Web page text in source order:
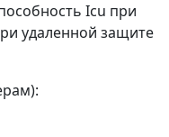
Icu при
удаленной защите